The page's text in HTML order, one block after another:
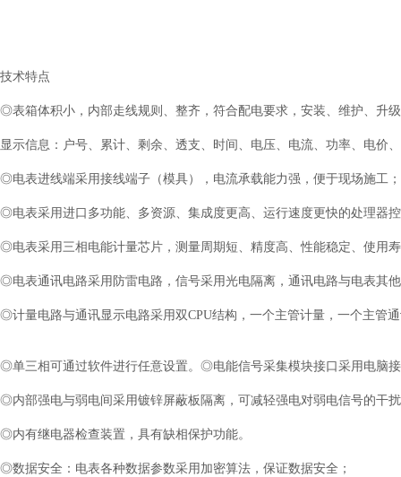
技术特点
◎表箱体积小，内部走线规则、整齐，符合配电要求，安装、维护、升
显示信息：户号、累计、剩余、透支、时间、电压、电流、功率、电价
◎电表进线端采用接线端子（模具），电流承载能力强，便于现场施工；
◎电表采用进口多功能、多资源、集成度更高、运行速度更快的处理器
◎电表采用三相电能计量芯片，测量周期短、精度高、性能稳定、使用
◎电表通讯电路采用防雷电路，信号采用光电隔离，通讯电路与电表其
◎计量电路与通讯显示电路采用双CPU结构，一个主管计量，一个主管
◎单三相可通过软件进行任意设置。◎电能信号采集模块接口采用电脑
◎内部强电与弱电间采用镀锌屏蔽板隔离，可减轻强电对弱电信号的干
◎内有继电器检查装置，具有缺相保护功能。
◎数据安全：电表各种数据参数采用加密算法，保证数据安全；